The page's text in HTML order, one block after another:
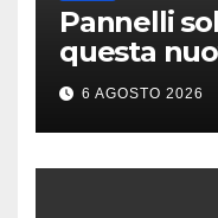
Pannelli
questa
rende
6 AGOSTO 2026